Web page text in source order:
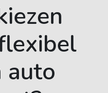
auto